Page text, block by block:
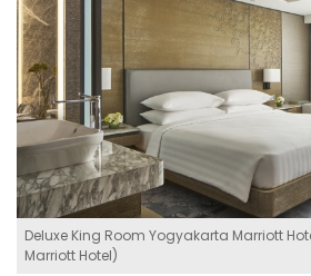
Deluxe King Room Yogyakarta Marriott
Marriott Hotel)